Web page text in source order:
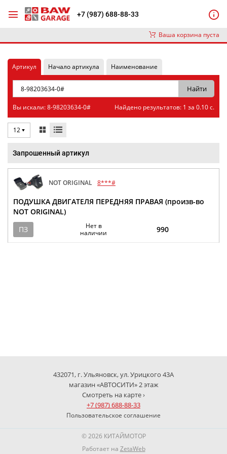
+7 (987) 688-88-33
Ваша корзина пуста
Артикул Начало артикула Наименование
Вы искали: 8-98203634-0# Найдено результатов: 1 за 0.10 с.
12
Запрошенный артикул
NOT ORIGINAL 8***#
ПОДУШКА ДВИГАТЕЛЯ ПЕРЕДНЯЯ ПРАВАЯ (произв-во
NOT ORIGINAL)
ПЗ
Нет в
наличии
990
432071, г. Ульяновск, ул. Урицкого 43А
магазин «АВТОСИТИ» 2 этаж
Смотреть на карте ›
+7 (987) 688-88-33
Пользовательское соглашение
© 2026 КИТАЙМОТОР
Работает на ZetaWeb